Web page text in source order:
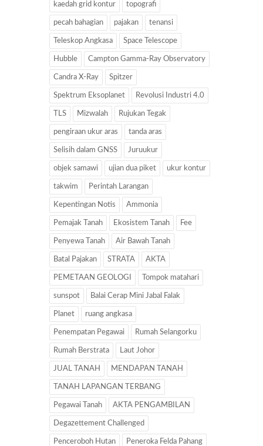
kaedah grid kontur topografi
pecah bahagian pajakan tenansi
Teleskop Angkasa Space Telescope
Hubble Campton Gamma-Ray Observatory
Candra X-Ray Spitzer
Spektrum Eksoplanet Revolusi Industri 4.0
TLS Mizwalah Rujukan Tegak
pengiraan ukur aras tanda aras
Selisih dalam GNSS Juruukur
objek samawi ujian dua piket ukur kontur
takwim Perintah Larangan
Kepentingan Notis Ammonia
Pemajak Tanah Ekosistem Tanah Fee
Penyewa Tanah Air Bawah Tanah
Batal Pajakan STRATA AKTA
PEMETAAN GEOLOGI Tompok matahari
sunspot Balai Cerap Mini Jabal Falak
Planet ruang angkasa
Penempatan Pegawai Rumah Selangorku
Rumah Berstrata Laut Johor
JUAL TANAH MENDAPAN TANAH
TANAH LAPANGAN TERBANG
Pegawai Tanah AKTA PENGAMBILAN
Degazettement Challenged
Penceroboh Hutan Peneroka Felda Pahang